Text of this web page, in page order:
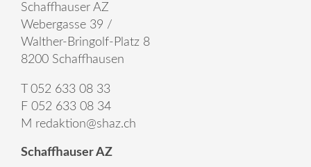
Schaffhauser AZ
Webergasse 39 /
Walther-Bringolf-Platz 8
8200 Schaffhausen
T 052 633 08 33
F 052 633 08 34
M redaktion@shaz.ch
Schaffhauser AZ